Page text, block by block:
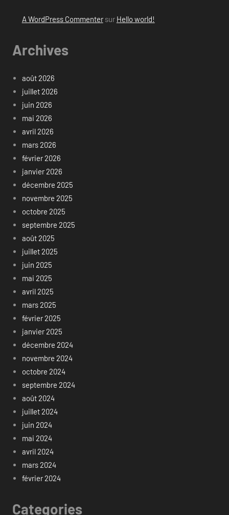
A WordPress Commentersur Hello world!
Archives
août 2026
juillet 2026
juin 2026
mai 2026
avril 2026
mars 2026
février 2026
janvier 2026
décembre 2025
novembre 2025
octobre 2025
septembre 2025
août 2025
juillet 2025
juin 2025
mai 2025
avril 2025
mars 2025
février 2025
janvier 2025
décembre 2024
novembre 2024
octobre 2024
septembre 2024
août 2024
juillet 2024
juin 2024
mai 2024
avril 2024
mars 2024
février 2024
Categories